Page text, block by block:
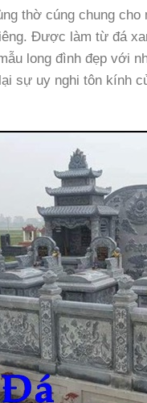
thờ cúng chung
Được làm từ đá
long đình đẹp với
sự uy nghi tôn kính